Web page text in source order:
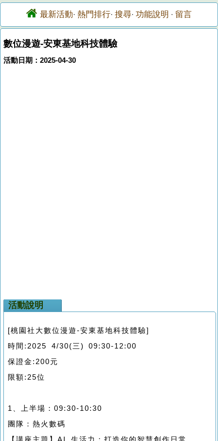
最新活動· 熱門排行· 搜尋· 功能說明 · 留言
數位漫遊-安東基地科技體驗
活動日期：2025-04-30
活動說明
[桃園社大數位漫遊-安東基地科技體驗]
時間:2025 4/30(三) 09:30-12:00
保證金:200元
限額:25位
1、上半場：09:30-10:30
團隊：熱火數碼